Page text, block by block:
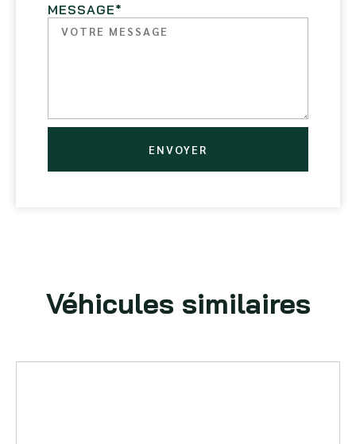
MESSAGE*
ENVOYER
Véhicules similaires